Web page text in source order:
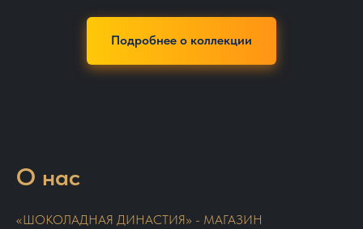
Подробнее о коллекции
О нас
«ШОКОЛАДНАЯ ДИНАСТИЯ» - МАГАЗИН